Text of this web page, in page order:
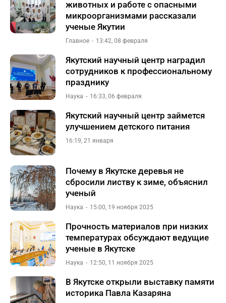
животных и работе с опасными
микроорганизмами рассказали
ученые Якутии
Главное 13:42, 08 февраля
Якутский научный центр наградил
сотрудников к профессиональному
празднику
Наука 16:33, 06 февраля
Якутский научный центр займется
улучшением детского питания
16:19, 21 января
Почему в Якутске деревья не
сбросили листву к зиме, объяснил
ученый
Наука 15:00, 19 ноября 2025
Прочность материалов при низких
температурах обсуждают ведущие
ученые в Якутске
Наука 12:50, 11 ноября 2025
В Якутске открыли выставку памяти
историка Павла Казаряна